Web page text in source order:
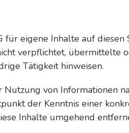
eigene Inhalte auf
verpflichtet,
Tätigkeit hinweisen.
von Informationen
der Kenntnis einer
Inhalte umgehend